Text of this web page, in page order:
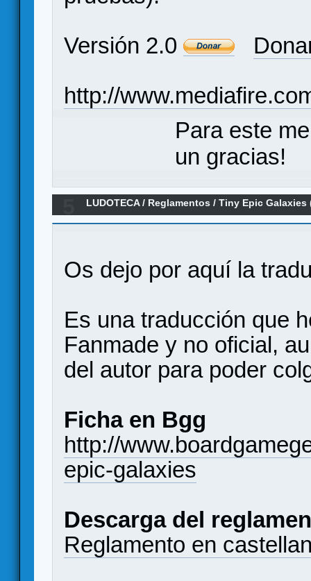
Versión 2.0
http://
Para este
un gracias!
LUDOTECA/ Reglamentos /Tiny Epic Galaxies
Os dejo por aquí la
Es una traducción que
Fanmade y no oficial,
del autor para poder
Ficha en Bgg
http://
epic-galaxies
Descarga del
Reglamento en